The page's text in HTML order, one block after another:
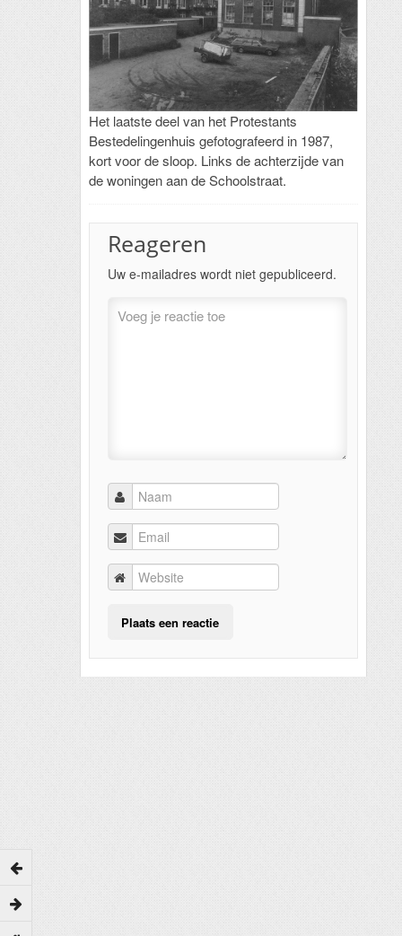
Het laatste deel van het Protestants
Bestedelingenhuis gefotografeerd in 1987,
kort voor de sloop. Links de achterzijde van
de woningen aan de Schoolstraat.
Reageren
Uw e-mailadres wordt niet gepubliceerd.